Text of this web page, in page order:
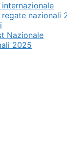
regate nazionali
Nazionale
2025